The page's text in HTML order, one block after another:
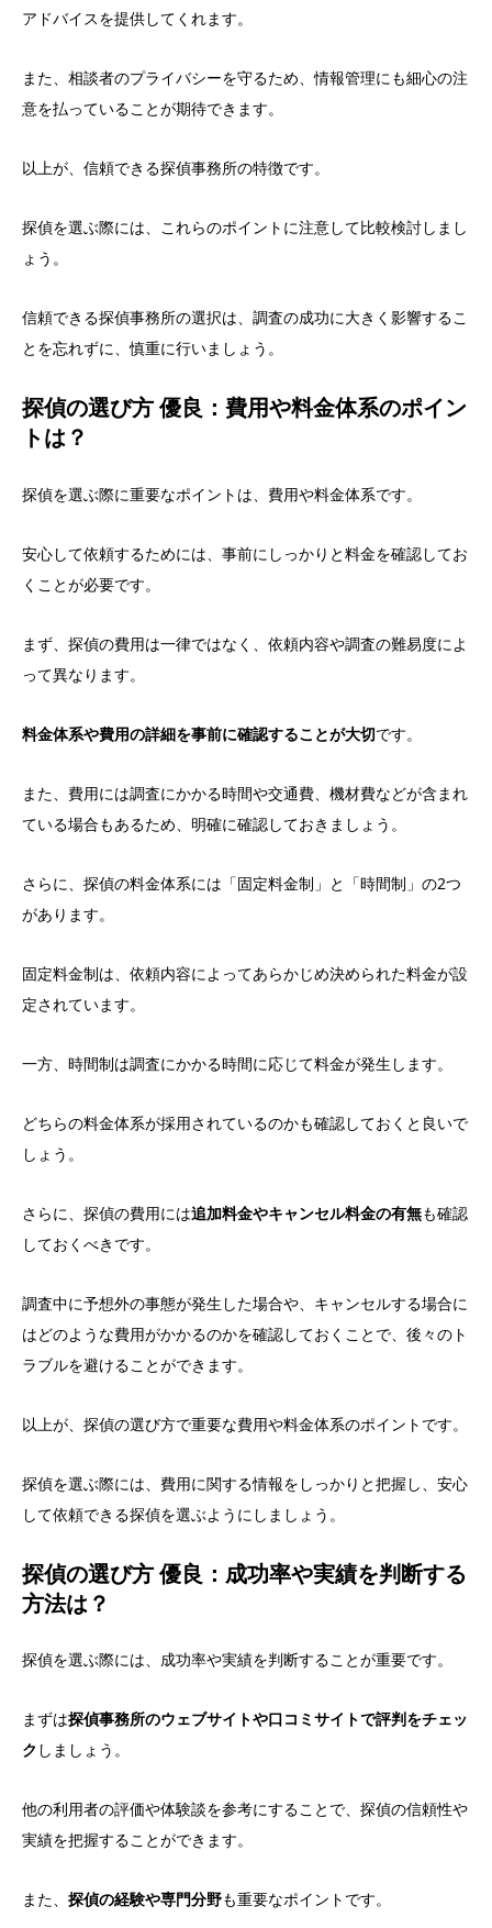
アドバイスを提供してくれます。
また、相談者のプライバシーを守るため、情報管理にも細心の注
意を払っていることが期待できます。
以上が、信頼できる探偵事務所の特徴です。
探偵を選ぶ際には、これらのポイントに注意して比較検討しまし
ょう。
信頼できる探偵事務所の選択は、調査の成功に大きく影響するこ
とを忘れずに、慎重に行いましょう。
探偵の選び方 優良：費用や料金体系のポイン
トは？
探偵を選ぶ際に重要なポイントは、費用や料金体系です。
安心して依頼するためには、事前にしっかりと料金を確認してお
くことが必要です。
まず、探偵の費用は一律ではなく、依頼内容や調査の難易度によ
って異なります。
料金体系や費用の詳細を事前に確認することが大切です。
また、費用には調査にかかる時間や交通費、機材費などが含まれ
ている場合もあるため、明確に確認しておきましょう。
さらに、探偵の料金体系には「固定料金制」と「時間制」の2つ
があります。
固定料金制は、依頼内容によってあらかじめ決められた料金が設
定されています。
一方、時間制は調査にかかる時間に応じて料金が発生します。
どちらの料金体系が採用されているのかも確認しておくと良いで
しょう。
さらに、探偵の費用には追加料金やキャンセル料金の有無も確認
しておくべきです。
調査中に予想外の事態が発生した場合や、キャンセルする場合に
はどのような費用がかかるのかを確認しておくことで、後々のト
ラブルを避けることができます。
以上が、探偵の選び方で重要な費用や料金体系のポイントです。
探偵を選ぶ際には、費用に関する情報をしっかりと把握し、安心
して依頼できる探偵を選ぶようにしましょう。
探偵の選び方 優良：成功率や実績を判断する
方法は？
探偵を選ぶ際には、成功率や実績を判断することが重要です。
まずは探偵事務所のウェブサイトや口コミサイトで評判をチェッ
ク しましょう。
他の利用者の評価や体験談を参考にすることで、探偵の信頼性や
実績を把握することができます。
また、 探偵の経験や専門分野も重要なポイントです。